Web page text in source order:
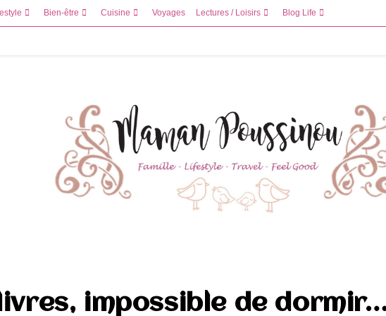
Bien-être Cuisine Voyages Lectures / Loisirs Blog Life
impossible de